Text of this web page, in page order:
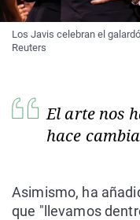
Los Javis celebran el
Reuters
El arte nos
hace
Asimismo, ha
que "llevamos